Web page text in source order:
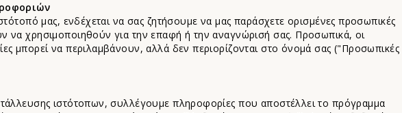
μας, ενδέχεται να σας ζητήσουμε να μας παράσχετε ορισμένες προσωπικές
να χρησιμοποιηθούν για την επαφή ή την αναγνώρισή σας. Προσωπικά, οι
μπορεί να περιλαμβάνουν, αλλά δεν περιορίζονται στο όνομά σας ("Προσωπικές
ιστότοπων, συλλέγουμε πληροφορίες που αποστέλλει το πρόγραμμα